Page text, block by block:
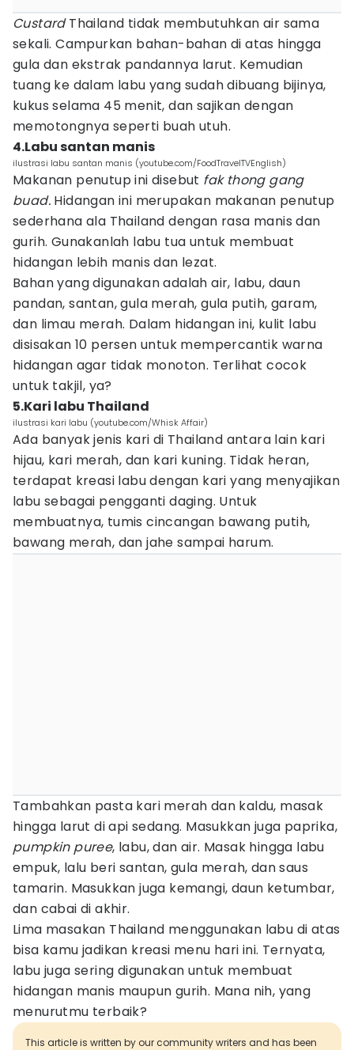
CustardThailand tidak membutuhkan air sama
sekali. Campurkan bahan-bahan di atas hingga
gula dan ekstrak pandannya larut. Kemudian
tuang ke dalam labu yang sudah dibuang bijinya,
kukus selama 45 menit, dan sajikan dengan
memotongnya seperti buah utuh.
4.Labu santan manis
ilustrasi labu santan manis (youtube.com/FoodTravelTVEnglish)
Makanan penutup ini disebut fak thong gang
buad. Hidangan ini merupakan makanan penutup
sederhana ala Thailand dengan rasa manis dan
gurih. Gunakanlah labu tua untuk membuat
hidangan lebih manis dan lezat.
Bahan yang digunakan adalah air, labu, daun
pandan, santan, gula merah, gula putih, garam,
dan limau merah. Dalam hidangan ini, kulit labu
disisakan 10 persen untuk mempercantik warna
hidangan agar tidak monoton. Terlihat cocok
untuk takjil, ya?
5.Kari labu Thailand
ilustrasi kari labu (youtube.com/Whisk Affair)
Ada banyak jenis kari di Thailand antara lain kari
hijau, kari merah, dan kari kuning. Tidak heran,
terdapat kreasi labu dengan kari yang menyajikan
labu sebagai pengganti daging. Untuk
membuatnya, tumis cincangan bawang putih,
bawang merah, dan jahe sampai harum.
Tambahkan pasta kari merah dan kaldu, masak
hingga larut di api sedang. Masukkan juga paprika,
pumpkin puree, labu, dan air. Masak hingga labu
empuk, lalu beri santan, gula merah, dan saus
tamarin. Masukkan juga kemangi, daun ketumbar,
dan cabai di akhir.
Lima masakan Thailand menggunakan labu di atas
bisa kamu jadikan kreasi menu hari ini. Ternyata,
labu juga sering digunakan untuk membuat
hidangan manis maupun gurih. Mana nih, yang
menurutmu terbaik?
This article is written by our community writers and has been